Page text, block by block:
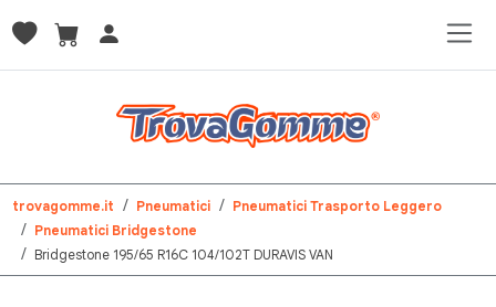
trovagomme.it Pneumatici
Pneumatici Trasporto Leggero
Pneumatici Bridgestone
Bridgestone 195/65 R16C 104/102T DURAVIS VAN